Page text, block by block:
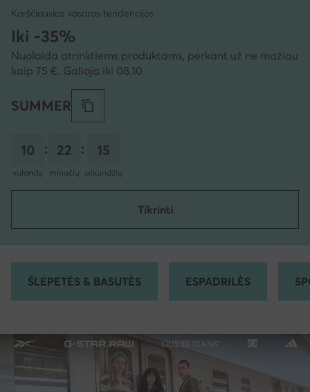
Karščiausios vasaros tendencijos
Iki -35%
Nuolaida atrinktiems produktams, perkant už ne mažiau
kaip 75 €. Galioja iki 08.10
SUMMER
10
valandų
: 22
minučių
: 13
sekundžių
Tikrinti
ŠLEPETĖS & BASUTĖS ESPADRILĖS